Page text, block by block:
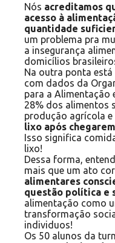
Nós acreditamos
acesso à
quantidade
um problema pra
a insegurança
domicílios
Na outra ponta
com dados da
para a Alimentação
28% dos alimentos
produção agrícola e
lixo após
Isso significa
lixo!
Dessa forma,
mais que um ato
alimentares
questão política e
alimentação como
transformação
individuos!
Os 50 alunos da